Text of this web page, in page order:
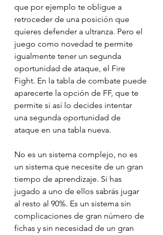
que por ejemplo te obligue a
retroceder de una posición que
quieres defender a ultranza. Pero el
juego como novedad te permite
igualmente tener un segunda
oportunidad de ataque, el Fire
Fight. En la tabla de combate puede
aparecerte la opción de FF, que te
permite si así lo decides intentar
una segunda oportunidad de
ataque en una tabla nueva.
No es un sistema complejo, no es
un sistema que necesite de un gran
tiempo de aprendizaje. Si has
jugado a uno de ellos sabrás jugar
al resto al 90%. Es un sistema sin
complicaciones de gran número de
fichas y sin necesidad de un gran